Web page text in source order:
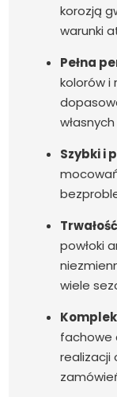
korozją
warunki
Pełna
kolorów i
Szybki i
powłoki
wiele
fachowe
realizacji